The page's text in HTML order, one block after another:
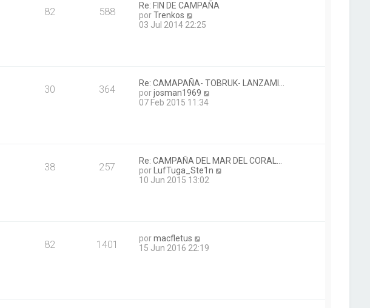
82 588
Re: FIN DE CAMPAÑA
porTrenkos
e
m
o
m
e
03 Jul 2014 22:25
30 364
Re: CAMAPAÑA- TOBRUK- LANZAMI…
porjosman1969
m
o
07 Feb 2015 11:34
38 257
Re: CAMPAÑA DEL MAR DEL CORAL…
por
LufTuga_Ste1n
10 Jun 2015 13:02
82 1401 pormacfletus
e
15 Jun 2016 22:19